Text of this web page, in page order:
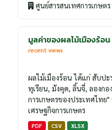
ศูนย์สารสนเทศการเกษตร
มูลค่าของผลไม้เมืองร้อน
recent views
ผลไม้เมืองร้อน ได้แก่ สับปะ
ทุเรียน, มังคุด, ลิ้นจี่, ลองกอ
การเกษตรของประเทศไทย
เศรษฐกิจการเกษตร
PDF CSV XLSX